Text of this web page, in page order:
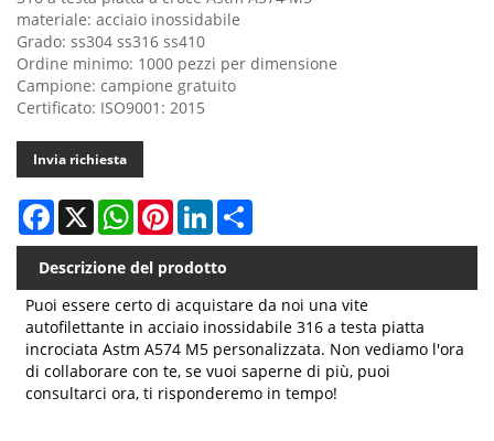
materiale: acciaio inossidabile
Grado: ss304 ss316 ss410
Ordine minimo: 1000 pezzi per dimensione
Campione: campione gratuito
Certificato: ISO9001: 2015
Invia richiesta
Facebook
X WhatsAppPinterestLinkedIn
Descrizione del prodotto
Puoi essere certo di acquistare da noi una vite
autofilettante in acciaio inossidabile 316 a testa piatta
incrociata Astm A574 M5 personalizzata. Non vediamo l'ora
di collaborare con te, se vuoi saperne di più, puoi
consultarci ora, ti risponderemo in tempo!